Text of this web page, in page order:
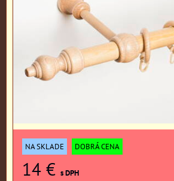
NA SKLADE DOBRÁ CENA
14 € s DPH